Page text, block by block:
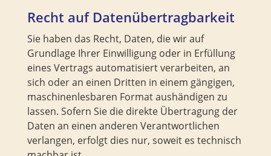
Recht auf Daten­übertrag­barkeit
Sie haben das Recht, Daten, die wir auf
Grundlage Ihrer Einwilligung oder in Erfüllung
eines Vertrags automatisiert verarbeiten, an
sich oder an einen Dritten in einem gängigen,
maschinenlesbaren Format aushändigen zu
lassen. Sofern Sie die direkte Übertragung der
Daten an einen anderen Verantwortlichen
verlangen, erfolgt dies nur, soweit es technisch